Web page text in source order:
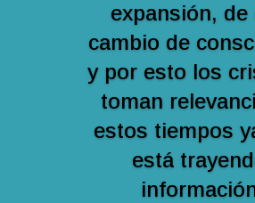
expansión, de
cambio de
y por esto los
toman
estos tiempos
está